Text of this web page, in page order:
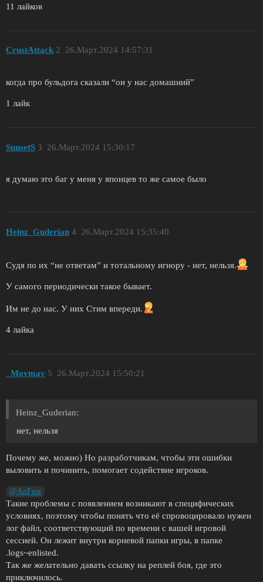
11 лайков
CrustAttack 26.Март.2024 14:57:31
2
когда про бульдога сказали “он у нас домашний”
1 лайк
SunsetS 26.Март.2024 15:30:17
3
я думаю это баг у меня у японцев то же самое было
Heinz_Guderian 26.Март.2024 15:35:40
4
Судя по их “не ответам” и тотальному игнору - нет, нельзя.
У самого периодически такое бывает.
Им не до нас. У них Стим впереди.
4 лайка
_Movmav 26.Март.2024 15:50:21
5
Heinz_Guderian:
нет, нельзя
Почему же, можно) Но разработчикам, чтобы эти ошибки
выловить и починить, помогает содействие игроков.
@AnFear
Такие проблемы с появлением возникают в специфических
условиях, поэтому чтобы понять что её спровоцировало нужен
лог файл, соответствующий по времени с вашей игровой
сессией. Он лежит внутри корневой папки игры, в папке
.logs~enlisted.
Так же желательно давать ссылку на реплей боя, где это
приключилось.